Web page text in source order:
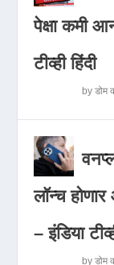
पेक्षा कमी
टीव्ही हिंदी
byडोम
लॉन्च
– इंडिया
byडोम